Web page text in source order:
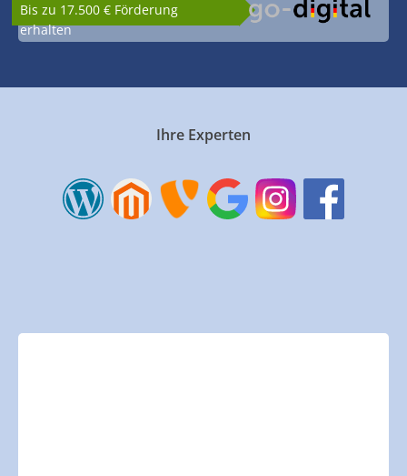
Bis zu 17.500 € Förderung
erhalten
Ihre Experten